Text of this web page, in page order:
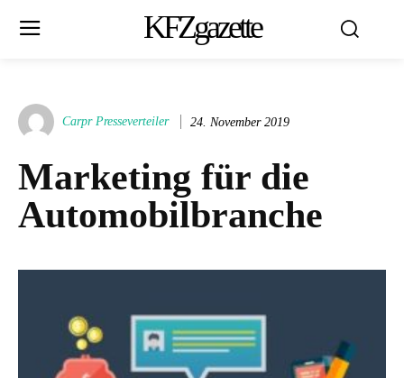
KFZgazette
Carpr Presseverteiler 24. November 2019
Marketing für die
Automobilbranche